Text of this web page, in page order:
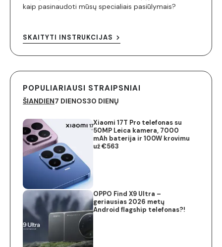
kaip pasinaudoti mūsų specialiais pasiūlymais?
SKAITYTI INSTRUKCIJAS
POPULIARIAUSI STRAIPSNIAI
ŠIANDIEN7 DIENOS30 DIENŲ
Xiaomi 17T Pro telefonas su
50MP Leica kamera, 7000
mAh baterija ir 100W krovimu
už €563
OPPO Find X9 Ultra –
geriausias 2026 metų
Android flagship telefonas?!